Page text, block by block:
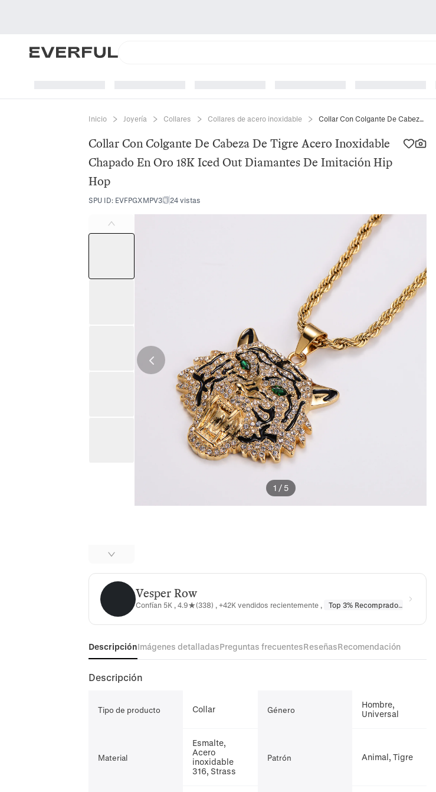
Inicio Joyería Collares Collares de acero inoxidable Collar Con Colgante De Cabeza De Tigre Acero Inoxidable Chapado En Oro 18K Iced Out Diamantes De Imitación Hip Hop
Collar Con Colgante De Cabeza De Tigre Acero Inoxidable
Chapado En Oro 18K Iced Out Diamantes De Imitación Hip
Hop
SPU ID: EVFPGXMPV3 24 vistas
1 / 5
Vesper RowVesper Row
Confían 5K , 4.9★(338) , +42K vendidos recientemente , Top 3% Recomprado
DescripciónImágenes detalladasPreguntas frecuentesReseñasRecomendación
Descripción
Tipo de producto Collar Género
Hombre,
Universal
Material
Esmalte,
Acero
inoxidable
316, Strass
Patrón Animal, Tigre